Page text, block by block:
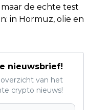
de echte test
in Hormuz, olie en
nieuwsbrief!
van het
crypto nieuws!